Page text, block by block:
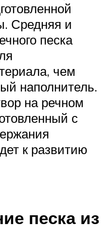
Средняя и
песка
чем
наполнитель.
на речном
с
к развитию
песка из